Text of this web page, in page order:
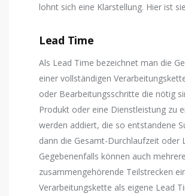
lohnt sich eine Klarstellung. Hier ist
Lead Time
Als Lead Time bezeichnet man die
einer vollständigen
oder Bearbeitungsschritte die nötig
Produkt oder eine Dienstleistung zu
werden addiert, die so entstandene
dann die Gesamt-Durchlaufzeit oder
Gegebenenfalls können auch mehrere
zusammengehörende Teilstrecken
Verarbeitungskette als eigene Lead